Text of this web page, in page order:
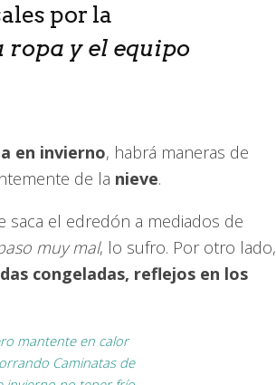
por la
ropa y el equipo
en invierno, habrá maneras de
de la nieve.
saca el edredón a mediados de
muy mal, lo sufro. Por otro lado,
congeladas, reflejos en los